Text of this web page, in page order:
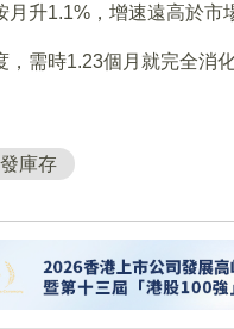
月升1.1%，增速遠高於市
，需時1.23個月就完全消
庫存